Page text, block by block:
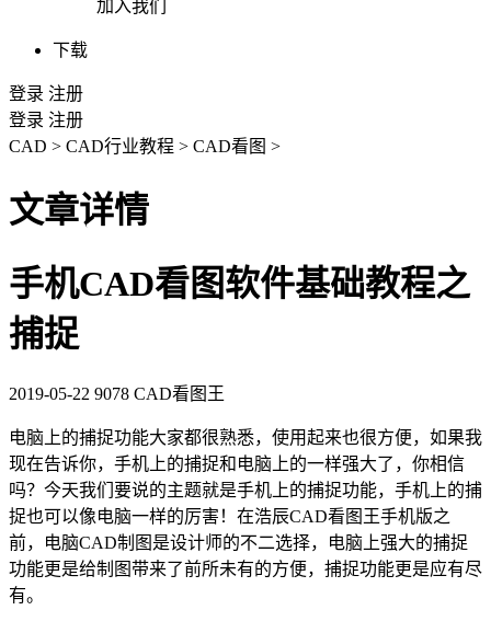
加入我们
下载
登录 注册
登录 注册
CAD > CAD行业教程 > CAD看图 >
文章详情
手机CAD看图软件基础教程之
捕捉
2019-05-22 9078 CAD看图王
电脑上的捕捉功能大家都很熟悉，使用起来也很方便，如果我
现在告诉你，手机上的捕捉和电脑上的一样强大了，你相信
吗？今天我们要说的主题就是手机上的捕捉功能，手机上的捕
捉也可以像电脑一样的厉害！在浩辰CAD看图王手机版之
前，电脑CAD制图 是设计师的不二选择，电脑上强大的捕捉
功能更是给制图带来了前所未有的方便，捕捉功能更是应有尽
有。